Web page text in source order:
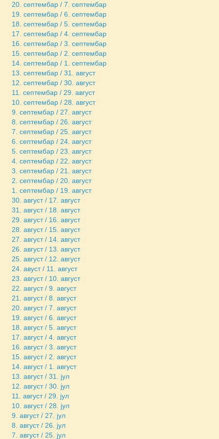
20. септембар / 7. септембар
19. септембар / 6. септембар
18. септембар / 5. септембар
17. септембар / 4. септембар
16. септембар / 3. септембар
15. септембар / 2. септембар
14. септембар / 1. септембар
13. септембар / 31. август
12. септембар / 30. август
11. септембар / 29. август
10. септембар / 28. август
9. септембар / 27. август
8. септембар / 26. август
7. септембар / 25. август
6. септембар / 24. август
5. септембар / 23. август
4. септембар / 22. август
3. септембар / 21. август
2. септембар / 20. август
1. септембар / 19. август
30. август / 17. август
31. август / 18. август
29. август / 16. август
28. август / 15. август
27. август / 14. август
26. август / 13. август
25. август / 12. август
24. авуст / 11. август
23. август / 10. август
22. август / 9. август
21. август / 8. август
20. август / 7. август
19. август / 6. август
18. август / 5. август
17. август / 4. август
16. август / 3. август
15. август / 2. август
14. август / 1. август
13. август / 31. јул
12. август / 30. јул
11. август / 29. јул
10. август / 28. јул
9. август / 27. јул
8. август / 26. јул
7. август / 25. јул